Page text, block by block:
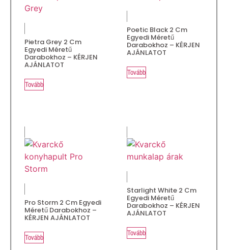
Pietra Grey 2 Cm
Egyedi Méretű
Darabokhoz – KÉRJEN
AJÁNLATOT
Tovább
Poetic Black 2 Cm
Egyedi Méretű
Darabokhoz – KÉRJEN
AJÁNLATOT
Tovább
Pro Storm 2 Cm Egyedi
Méretű Darabokhoz –
KÉRJEN AJÁNLATOT
Tovább
Starlight White 2 Cm
Egyedi Méretű
Darabokhoz – KÉRJEN
AJÁNLATOT
Tovább